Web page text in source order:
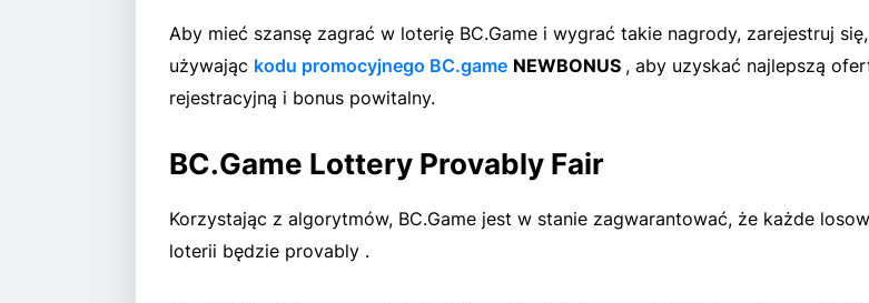
Aby mieć szansę zagrać w loterię BC.Game i wygrać takie nagrody, zarejestruj się,
używając kodu promocyjnego BC.game NEWBONUS , aby uzyskać najlepszą
rejestracyjną i bonus powitalny.
BC.Game Lottery Provably Fair
Korzystając z algorytmów, BC.Game jest w stanie zagwarantować, że każde
loterii będzie provably .